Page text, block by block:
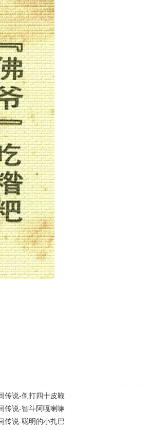
传说-倒打四十皮鞭
传说-智斗阿嘎喇嘛
传说-聪明的小扎巴